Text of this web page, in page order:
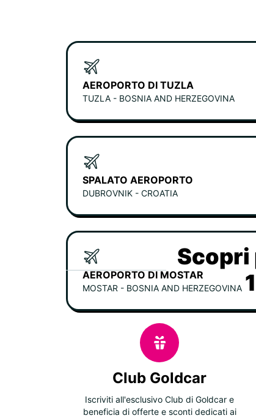
AEROPORTO DI TUZLA
TUZLA - BOSNIA AND HERZEGOVINA
SPALATO AEROPORTO
DUBROVNIK - CROATIA
AEROPORTO DI MOSTAR
MOSTAR - BOSNIA AND HERZEGOVINA
Scopri
Club Goldcar
Iscriviti all'esclusivo Club di Goldcar e
beneficia di offerte e sconti dedicati ai